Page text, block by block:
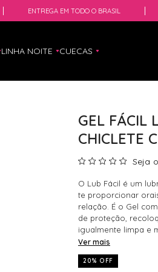
ENTREGA EM TODO O BRASIL
LINHA NOITE CUECAS
GEL FÁCIL
CHICLETE
Seja
O Lub Fácil é um
te proporcionar
relação. É o Gel
de proteção,
igualmente limpa e
Ver mais
20% OFF